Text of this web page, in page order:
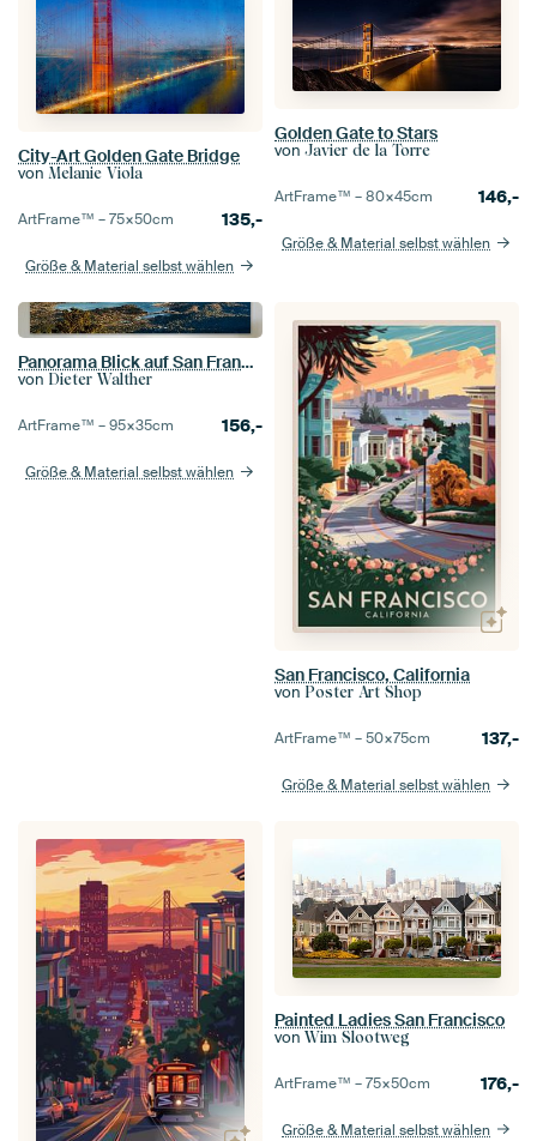
City-Art Golden Gate Bridge
von Melanie Viola
ArtFrame™ –75×50cm 135,-
Größe & Material selbst wählen
Golden Gate to Stars
von Javier de la Torre
ArtFrame™ –80×45cm 146,-
Größe & Material selbst wählen
Panorama Blick auf San Francisco und Bay Area
von Dieter Walther
ArtFrame™ –95×35cm 156,-
Größe & Material selbst wählen
San Francisco, California
von Poster Art Shop
ArtFrame™ –50×75cm 137,-
Größe & Material selbst wählen
Painted Ladies San Francisco
von Wim Slootweg
ArtFrame™ –75×50cm 176,-
Größe & Material selbst wählen